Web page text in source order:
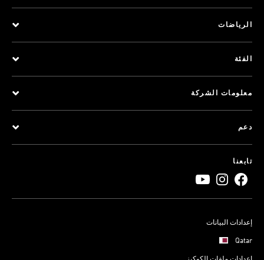
الرياضات
الفئة
معلومات الشركة
دعم
تابعنا
إعدادات البيانات
Qatar